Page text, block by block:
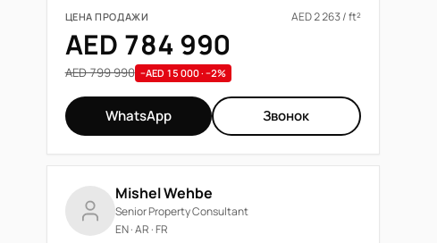
ЦЕНА ПРОДАЖИ AED 2 263 / ft²
AED 784 990
AED 799 990 −AED 15 000 · −2%
WhatsApp Звонок
Mishel Wehbe
Senior Property Consultant
EN · AR · FR